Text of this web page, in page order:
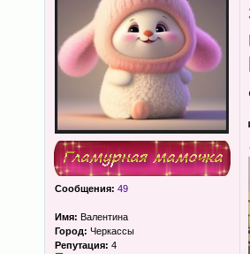
Сообщения: 49
Имя: Валентина
Город: Черкассы
Репутация: 4